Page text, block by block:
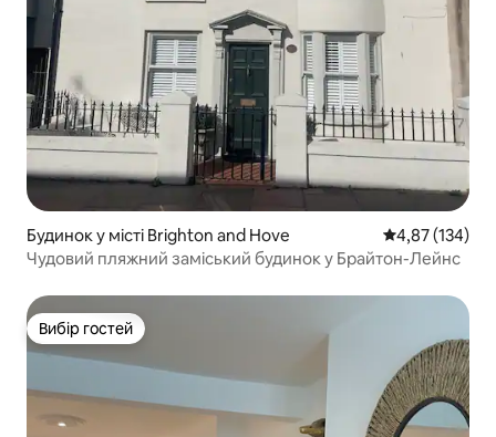
Будинок у місті Brighton and Hove Середня
4,87 (134)
Чудовий пляжний заміський будинок у Брайтон-Лейнс
Вибір гостей
Вибір гостей